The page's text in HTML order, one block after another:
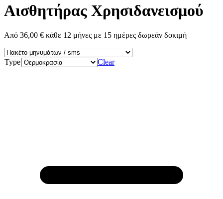
Αισθητήρας Χρησιδανεισμού
Από 36,00 € κάθε 12 μήνες με 15 ημέρες δωρεάν δοκιμή
Type Clear